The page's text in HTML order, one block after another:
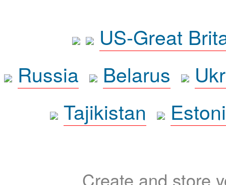
US-Great
Russia
Belarus
Tajikistan
Create and store